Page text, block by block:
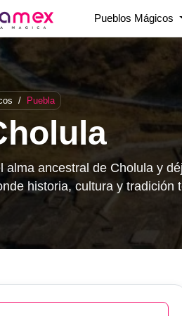
Pueblos Mágicos
/ Puebla
alma ancestral de Cholula y
historia, cultura y tradición